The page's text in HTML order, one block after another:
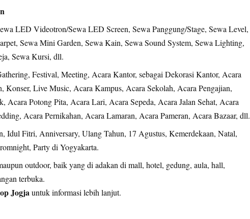
LED Videotron/Sewa LED Screen, Sewa Panggung/Stage, Sewa Level,
Sewa Mini Garden, Sewa Kain, Sewa Sound System, Sewa Lighting,
Sewa Kursi, dll.
Festival, Meeting, Acara Kantor, sebagai Dekorasi Kantor, Acara
Live Music, Acara Kampus, Acara Sekolah, Acara Pengajian,
Acara Potong Pita, Acara Lari, Acara Sepeda, Acara Jalan Sehat, Acara
Acara Pernikahan, Acara Lamaran, Acara Pameran, Acara Bazaar, dll.
Idul Fitri, Anniversary, Ulang Tahun, 17 Agustus, Kemerdekaan, Natal,
Party di Yogyakarta.
outdoor, baik yang di adakan di mall, hotel, gedung, aula, hall,
terbuka.
Jogjauntuk informasi lebih lanjut.